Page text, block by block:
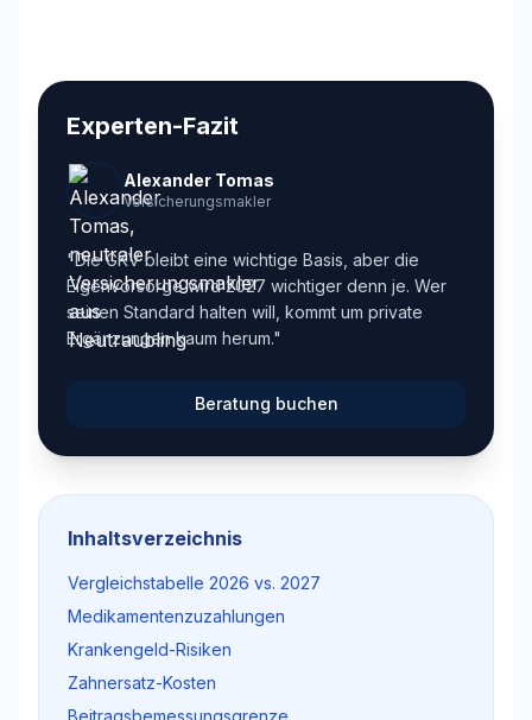
Experten-Fazit
Alexander Tomas
Versicherungsmakler
"Die GKV bleibt eine wichtige Basis, aber die
Eigenvorsorge wird 2027 wichtiger denn je. Wer
seinen Standard halten will, kommt um private
Ergänzungen kaum herum."
Beratung buchen
Inhaltsverzeichnis
Vergleichstabelle 2026 vs. 2027
Medikamentenzuzahlungen
Krankengeld-Risiken
Zahnersatz-Kosten
Beitragsbemessungsgrenze